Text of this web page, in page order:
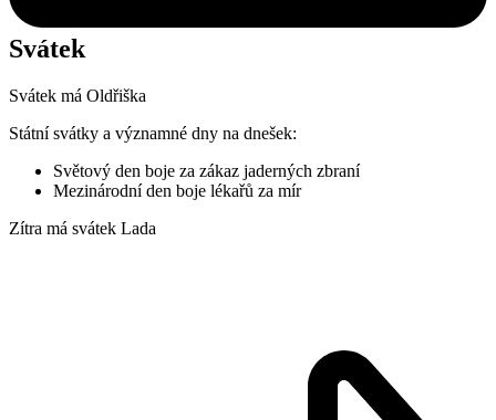
Svátek
Svátek má Oldřiška
Státní svátky a významné dny na dnešek:
Světový den boje za zákaz jaderných zbraní
Mezinárodní den boje lékařů za mír
Zítra má svátek Lada